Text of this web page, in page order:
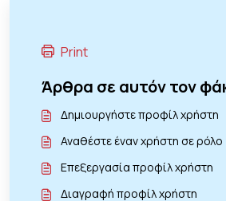
Print
Άρθρα σε αυτόν τον
Δημιουργήστε προφίλ χρήστη
Αναθέστε έναν χρήστη σε ρόλο
Επεξεργασία προφίλ χρήστη
Διαγραφή προφίλ χρήστη